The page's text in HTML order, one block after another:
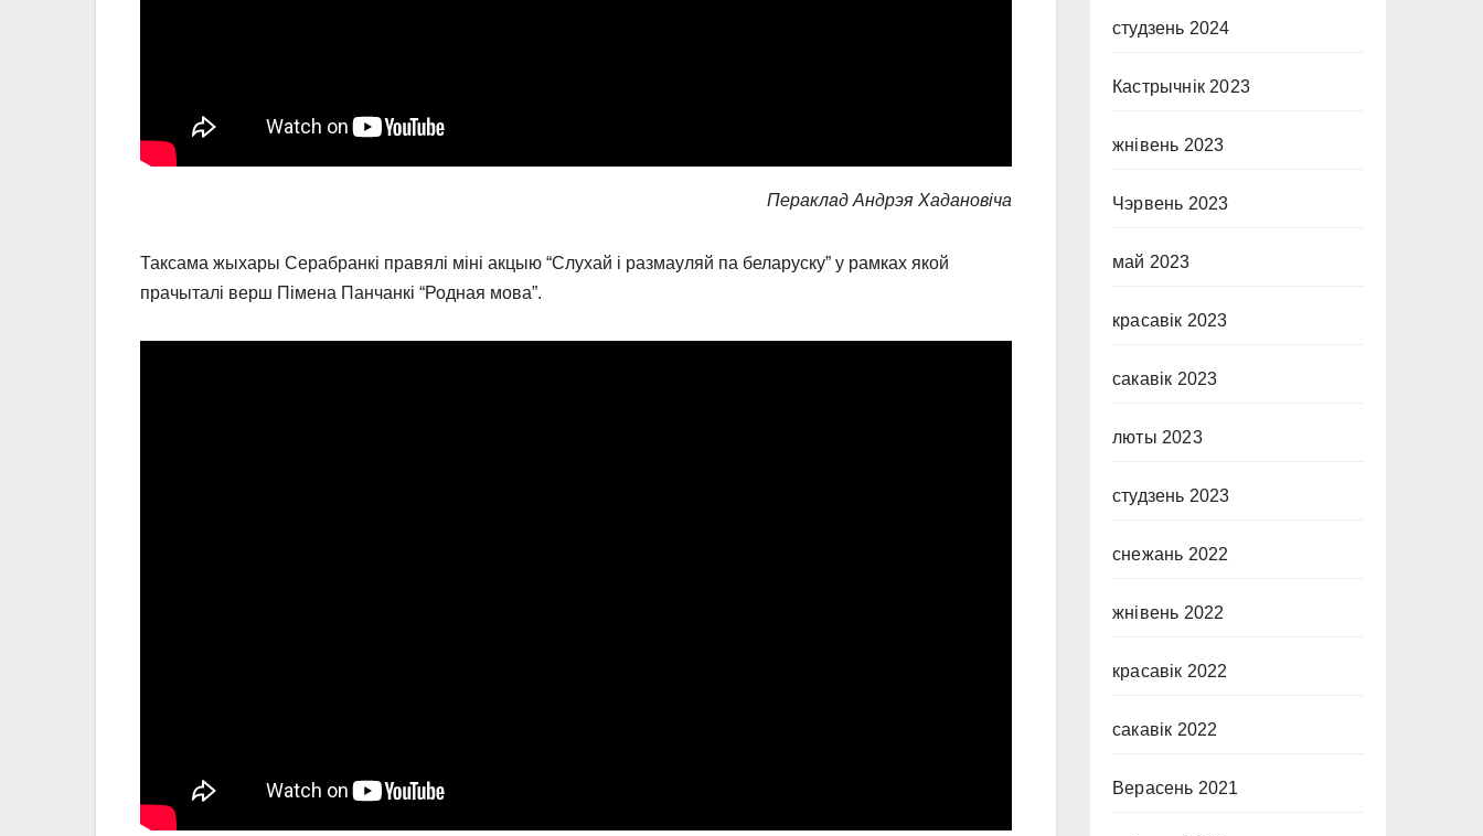
Пераклад Андрэя Хадановiча
Таксама жыхары Серабранкі правялі міні акцыю “Слухай і размауляй па беларуску” у рамках якой
прачыталі верш Пімена Панчанкі “Родная мова”.
студзень 2024
Кастрычнік 2023
жнівень 2023
Чэрвень 2023
май 2023
красавік 2023
сакавік 2023
люты 2023
студзень 2023
снежань 2022
жнівень 2022
красавік 2022
сакавік 2022
Верасень 2021